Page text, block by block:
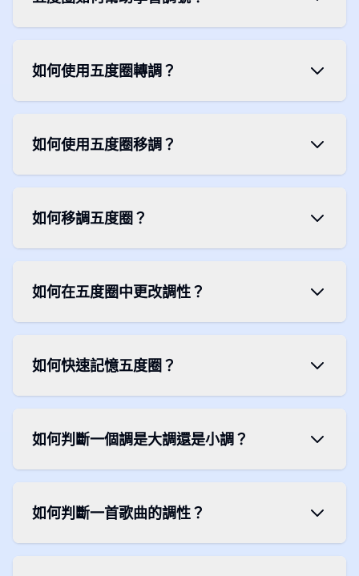
如何使用五度圈轉調？
如何使用五度圈移調？
如何移調五度圈？
如何在五度圈中更改調性？
如何快速記憶五度圈？
如何判斷一個調是大調還是小調？
如何判斷一首歌曲的調性？